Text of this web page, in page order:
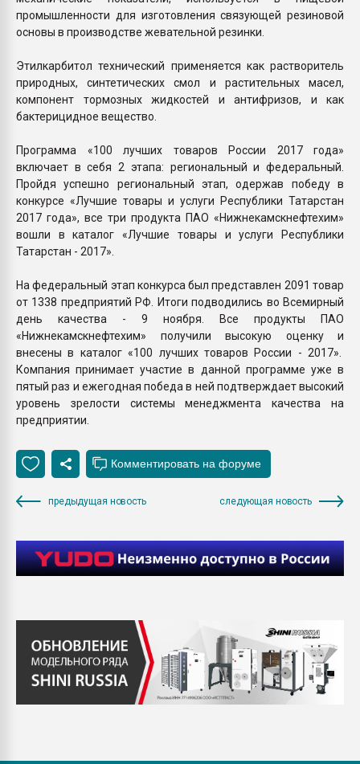
промышленности для изготовления связующей резиновой
основы в производстве жевательной резинки.
Этилкарбитол технический применяется как растворитель
природных, синтетических смол и растительных масел,
компонент тормозных жидкостей и антифризов, и как
бактерицидное вещество.
Программа «100 лучших товаров России 2017 года»
включает в себя 2 этапа: региональный и федеральный.
Пройдя успешно региональный этап, одержав победу в
конкурсе «Лучшие товары и услуги Республики Татарстан
2017 года», все три продукта ПАО «Нижнекамскнефтехим»
вошли в каталог «Лучшие товары и услуги Республики
Татарстан - 2017».
На федеральный этап конкурса был представлен 2091 товар
от 1338 предприятий РФ. Итоги подводились во Всемирный
день качества - 9 ноября. Все продукты ПАО
«Нижнекамскнефтехим» получили высокую оценку и
внесены в каталог «100 лучших товаров России - 2017».
Компания принимает участие в данной программе уже в
пятый раз и ежегодная победа в ней подтверждает высокий
уровень зрелости системы менеджмента качества на
предприятии.
предыдущая новость следующая новость